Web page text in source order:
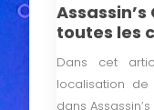
toutes les
Dans cet
localisation
dans